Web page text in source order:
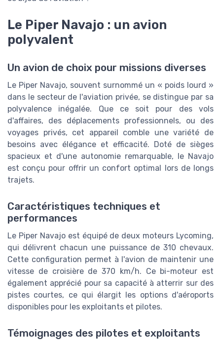
Le Piper Navajo : un avion
polyvalent
Un avion de choix pour missions diverses
Le Piper Navajo, souvent surnommé un « poids lourd »
dans le secteur de l'aviation privée, se distingue par sa
polyvalence inégalée. Que ce soit pour des vols
d'affaires, des déplacements professionnels, ou des
voyages privés, cet appareil comble une variété de
besoins avec élégance et efficacité. Doté de sièges
spacieux et d'une autonomie remarquable, le Navajo
est conçu pour offrir un confort optimal lors de longs
trajets.
Caractéristiques techniques et
performances
Le Piper Navajo est équipé de deux moteurs Lycoming,
qui délivrent chacun une puissance de 310 chevaux.
Cette configuration permet à l'avion de maintenir une
vitesse de croisière de 370 km/h. Ce bi-moteur est
également apprécié pour sa capacité à atterrir sur des
pistes courtes, ce qui élargit les options d'aéroports
disponibles pour les exploitants et pilotes.
Témoignages des pilotes et exploitants